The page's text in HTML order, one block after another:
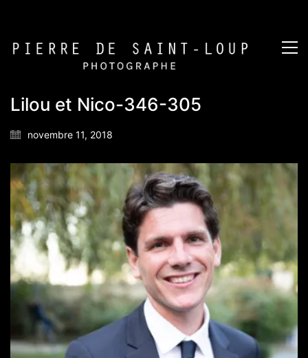
Lilou et Nico-346-305
novembre 11, 2018